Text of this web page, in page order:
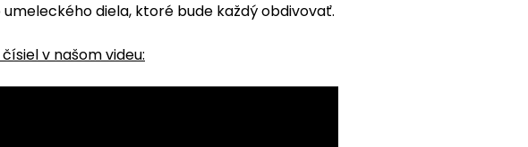
diela, ktoré bude každý obdivovať.
v našom videu: